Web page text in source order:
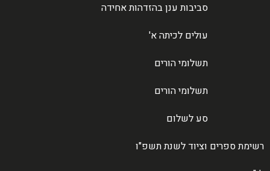
סביבות ענן בהזדהות אחידה
עולים לכיתה א'
תשלומי הורים
תשלומי הורים
סע לשלום
רשימת ספרים וציוד לשנת תשפ"ו